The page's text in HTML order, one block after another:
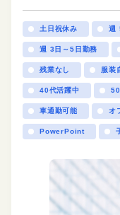
土日祝休み 週
週 3日～5日勤務
残業なし 服装
40代活躍中
車通勤可能 オ
PowerPoint